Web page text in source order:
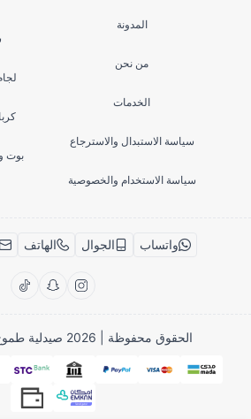
المدونة
من نحن
الخدمات
سياسة الاستبدال والاسترجاع
سياسة الاستخدام والخصوصية
بوت
واتساب الجوال الهاتف
الحقوق محفوظة | 2026 صيدلية